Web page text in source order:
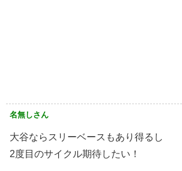
名無しさん
大谷ならスリーベースもあり得るし
2度目のサイクル期待したい！